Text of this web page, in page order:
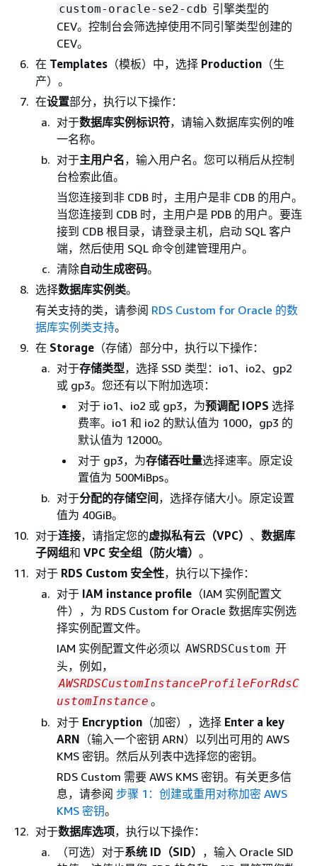
custom-oracle-se2-cdb 引擎类型的
CEV。控制台会筛选掉使用不同引擎类型创建的
CEV。
在 Templates （模板）中，选择 Production （生
产）。
在设置部分，执行以下操作：
对于数据库实例标识符，请输入数据库实例的唯
一名称。
对于主用户名，输入用户名。您可以稍后从控制
台检索此值。
当您连接到非 CDB 时，主用户是非 CDB 的用户。
当您连接到 CDB 时，主用户是 PDB 的用户。要连
接到 CDB 根目录，请登录主机，启动 SQL 客户
端，然后使用 SQL 命令创建管理用户。
清除自动生成密码。
选择数据库实例类。
有关支持的类，请参阅 RDS Custom for Oracle 的数
据库实例类支持。
在 Storage （存储）部分中，执行以下操作：
对于存储类型，选择 SSD 类型：io1、io2、gp2
或 gp3。您还有以下附加选项：
对于 io1、io2 或 gp3，为预调配 IOPS 选择
费率。io1 和 io2 的默认值为 1000，gp3 的
默认值为 12000。
对于 gp3，为存储吞吐量选择速率。原定设
置值为 500MiBps。
对于分配的存储空间，选择存储大小。原定设置
值为 40GiB。
对于连接，请指定您的虚拟私有云（VPC） 、 数据库
子网组和 VPC 安全组（防火墙） 。
对于 RDS Custom 安全性，执行以下操作：
对于 IAM instance profile （IAM 实例配置文
件），为 RDS Custom for Oracle 数据库实例选
择实例配置文件。
IAM 实例配置文件必须以 AWSRDSCustom 开
头，例如，
AWSRDSCustomInstanceProfileForRdsC
ustomInstance 。
对于 Encryption （加密），选择 Enter a key
ARN （输入一个密钥 ARN）以列出可用的 AWS
KMS 密钥。然后从列表中选择您的密钥。
RDS Custom 需要 AWS KMS 密钥。有关更多信
息，请参阅 步骤 1：创建或重用对称加密 AWS
KMS 密钥。
对于数据库选项，执行以下操作：
（可选）对于系统 ID（SID） ，输入 Oracle SID